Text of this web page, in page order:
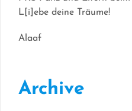
L[i]ebe deine Träume!
Alaaf
Archive